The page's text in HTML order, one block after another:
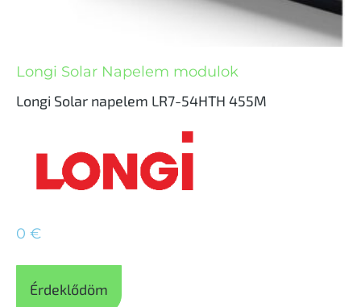
Longi Solar Napelem modulok
Longi Solar napelem LR7-54HTH 455M
0 €
Érdeklődöm